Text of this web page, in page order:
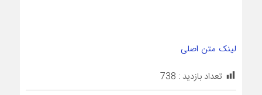
لینک متن اصلی
تعداد بازدید : 738